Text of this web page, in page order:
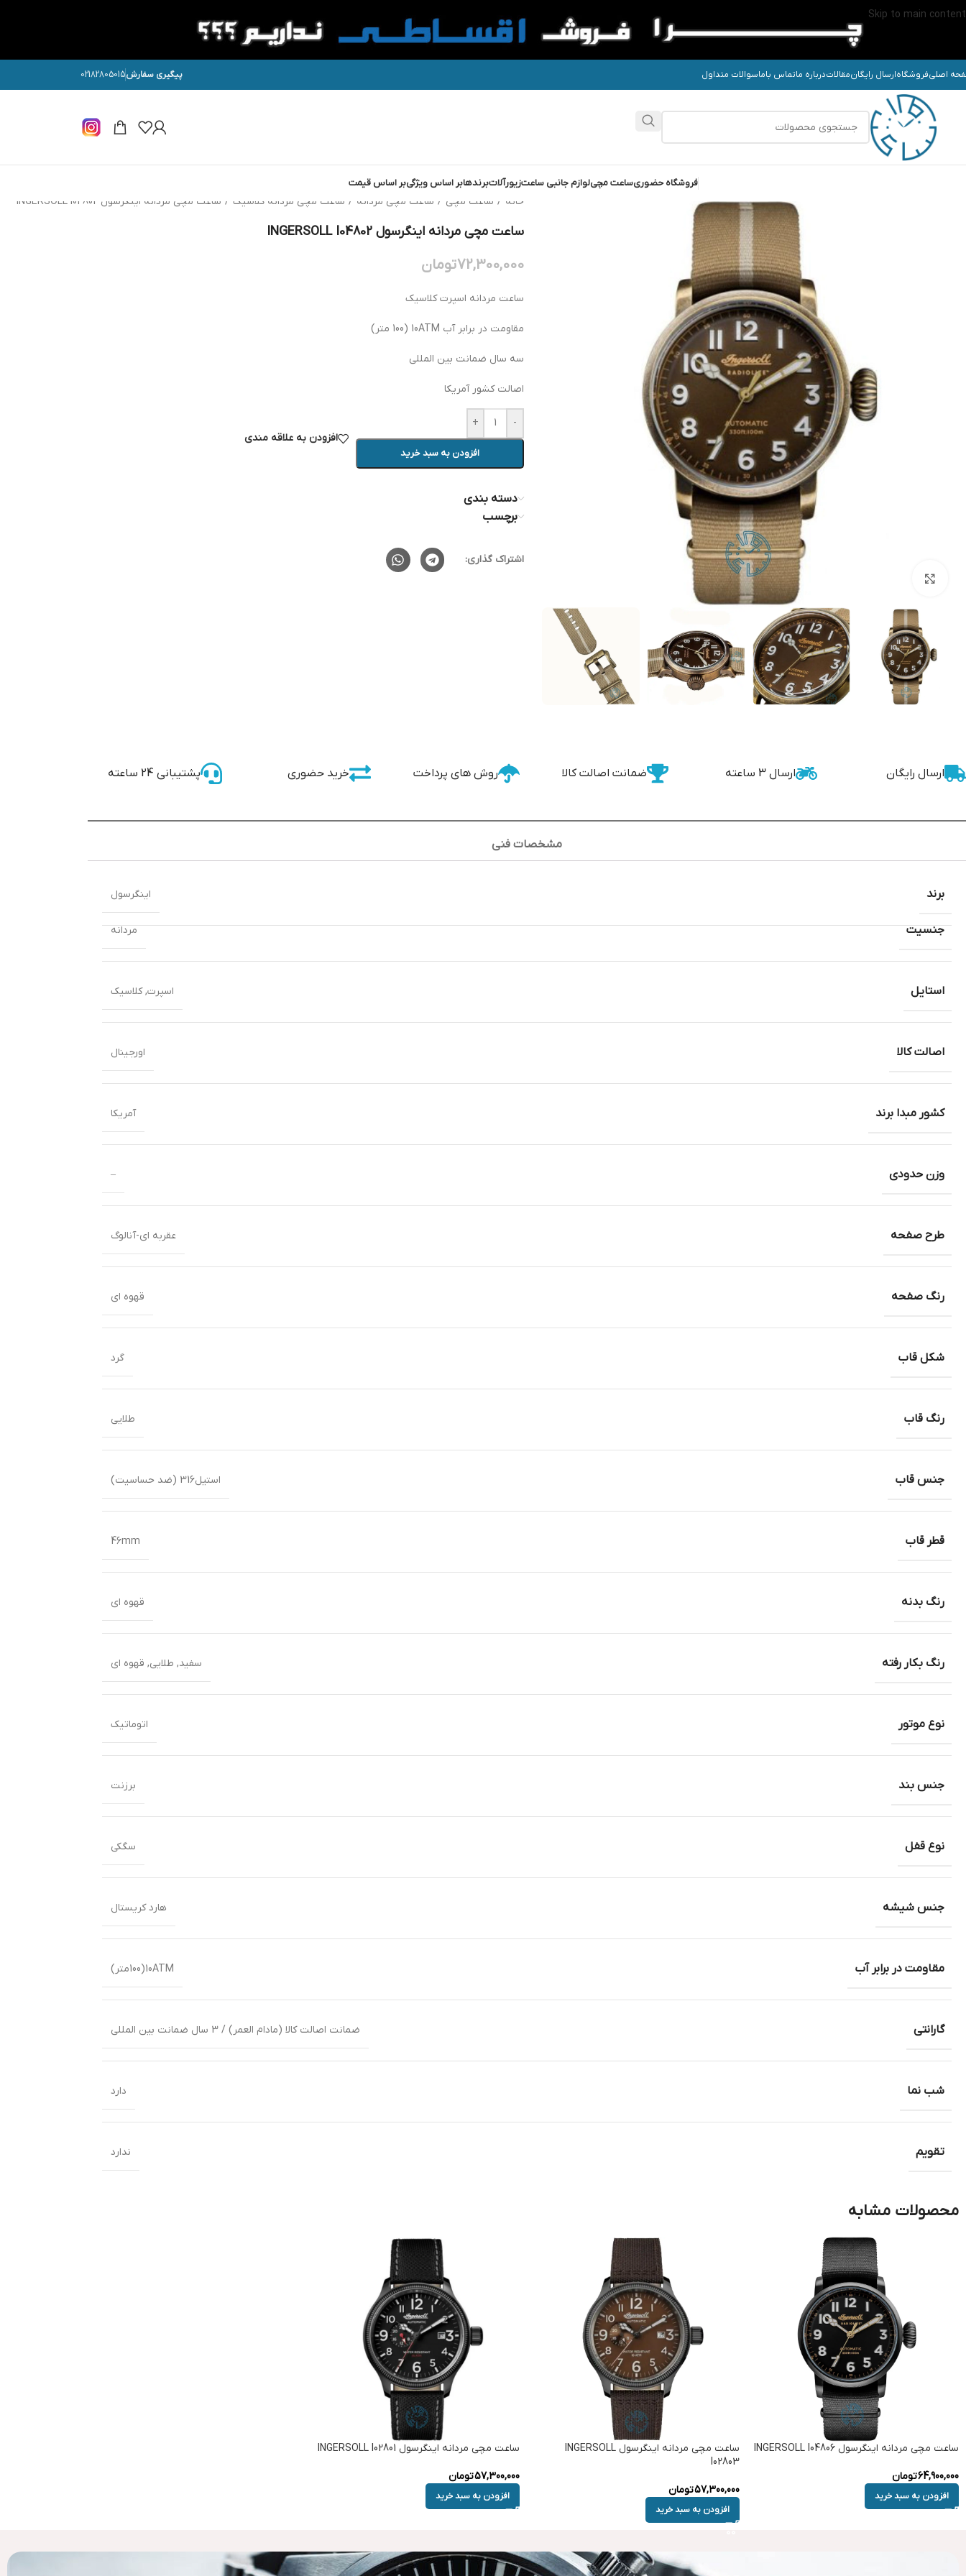
Skip to main content
اصلیفروشگاهارسال رایگانمقالاتدرباره ماتماس باماسوالات متداول پیگیری سفارش02182805015
فروشگاه حضوریساعت مچیلوازم جانبی ساعتزیورآلاتبرندهابر اساس ویژگیبر اساس قیمت
خانه / ساعت مچی / ساعت مچی مردانه / ساعت مچی مردانه کلاسیک / ساعت مچی مردانه اینگرسول INGERSOLL I04802
ساعت مچی مردانه اینگرسول INGERSOLL I04802
72,300,000تومان
ساعت مردانه اسپرت کلاسیک
مقاومت در برابر آب 10ATM (100 متر)
سه سال ضمانت بین المللی
اصالت کشور آمریکا
-
+
افزودن به سبد خرید
افزودن به علاقه مندی
دسته بندی
برچسب
اشتراک گذاری:
ارسال رایگان ارسال 3 ساعته ضمانت اصالت کالا روش های پرداخت خرید حضوری پشتیبانی 24 ساعته
مشخصات فنی
جنسیت مردانه
استایل اسپرت,کلاسیک
اصالت کالا اورجینال
کشور مبدا برند آمریکا
وزن حدودی –
طرح صفحه عقربه ای-آنالوگ
رنگ صفحه قهوه ای
شکل قاب گرد
رنگ قاب طلایی
جنس قاب استیل316 (ضد حساسیت)
قطر قاب 46mm
رنگ بدنه قهوه ای
رنگ بکار رفته سفید, طلایی, قهوه ای
نوع موتور اتوماتیک
جنس بند برزنت
نوع قفل سگکی
جنس شیشه هارد کریستال
مقاومت در برابر آب 10ATM(100متر)
گارانتی ضمانت اصالت کالا (مادام العمر) / 3 سال ضمانت بین المللی
شب نما دارد
تقویم ندارد
برند اینگرسول
محصولات مشابه
ساعت مچی مردانه اینگرسول INGERSOLL I04806
64,900,000تومان
افزودن به سبد خرید
ساعت مچی مردانه اینگرسول INGERSOLL
I02803
57,300,000تومان
افزودن به سبد خرید
ساعت مچی مردانه اینگرسول INGERSOLL I02801
57,300,000تومان
افزودن به سبد خرید